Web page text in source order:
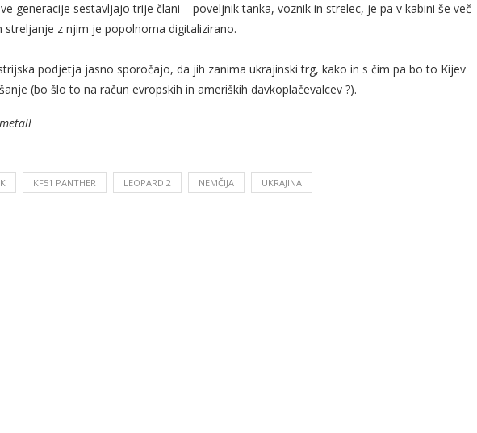
generacije sestavljajo trije člani – poveljnik tanka, voznik in strelec, je pa v kabini še več
streljanje z njim je popolnoma digitalizirano.
podjetja jasno sporočajo, da jih zanima ukrajinski trg, kako in s čim pa bo to Kijev
(bo šlo to na račun evropskih in ameriških davkoplačevalcev ?).
KF51 PANTHER LEOPARD 2 NEMČIJA UKRAJINA